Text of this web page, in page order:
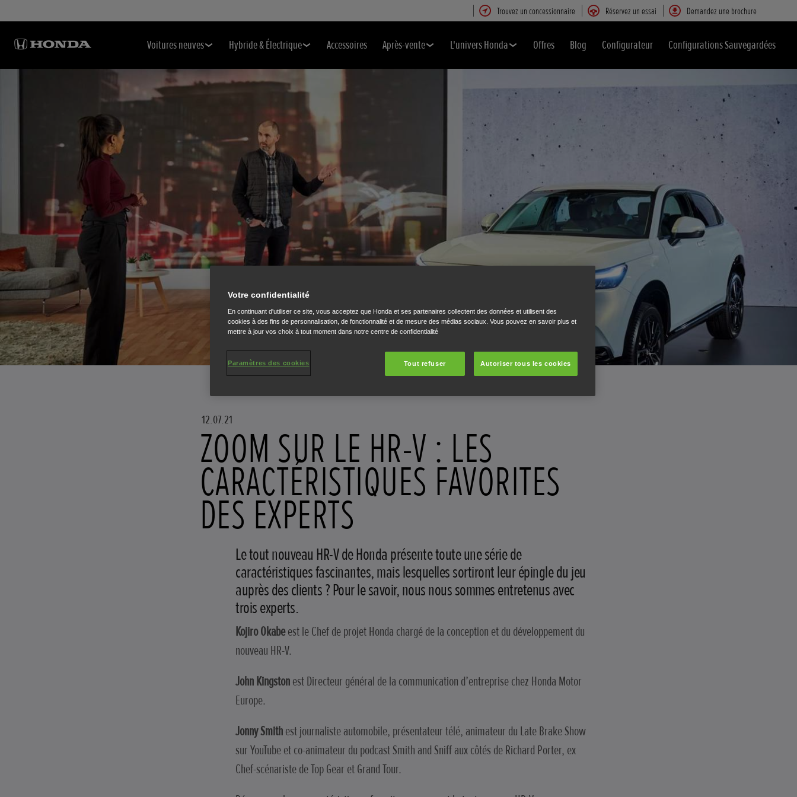
Trouvez un concessionnaire Réservez un essai Demandez une brochure
Voitures neuves Hybride & Électrique Accessoires Après-vente L'univers Honda Offres Blog Configurateur Configurations Sauvegardées
12.07.21
ZOOM SUR LE HR-V : LES
CARACTÉRISTIQUES FAVORITES
DES EXPERTS
Le tout nouveau HR-V de Honda présente toute une série de
caractéristiques fascinantes, mais lesquelles sortiront leur épingle du jeu
auprès des clients ? Pour le savoir, nous nous sommes entretenus avec
trois experts.
Kojiro Okabeest le Chef de projet Honda chargé de la conception et du développement du
nouveau HR-V.
John Kingstonest Directeur général de la communication d’entreprise chez Honda Motor
Europe.
Jonny Smithest journaliste automobile, présentateur télé, animateur du Late Brake Show
sur YouTube et co-animateur du podcast Smith and Sniff aux côtés de Richard Porter, ex
Chef-scénariste de Top Gear et Grand Tour.
Votre confidentialité
En continuant d'utiliser ce site, vous acceptez que Honda et ses partenaires collectent des données et utilisent des
cookies à des fins de personnalisation, de fonctionnalité et de mesure des médias sociaux. Vous pouvez en savoir plus et
mettre à jour vos choix à tout moment dans notre centre de confidentialité
Tout refuser Autoriser tous les cookies
Paramètres des cookies